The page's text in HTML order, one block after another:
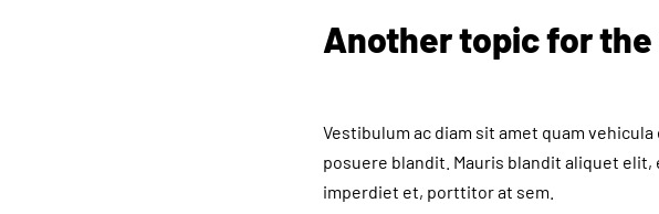
Another topic for the
Vestibulum ac diam sit amet quam
posuere blandit. Mauris blandit aliquet
imperdiet et, porttitor at sem.